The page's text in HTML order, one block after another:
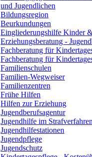
und Jugendlichen
Bildungsregion
Beurkundungen
Eingliederungshilfe Kinder
Erziehungsberatung -
Fachberatung für
Fachberatung für
Familienschulen
Familien-Wegweiser
Familienzentren
Frühe Hilfen
Hilfen zur Erziehung
Jugendberufsagentur
Jugendhilfe im Strafverfahren
Jugendhilfestationen
Jugendpflege
Jugendschutz